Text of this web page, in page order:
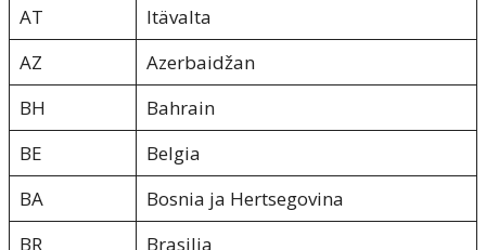
AT
Itävalta
AZ
Azerbaidžan
BH
Bahrain
BE
Belgia
BA
Bosnia ja Hertsegovina
BR
Brasilia